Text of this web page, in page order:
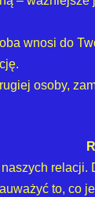
wnosi do
osoby,
to, co